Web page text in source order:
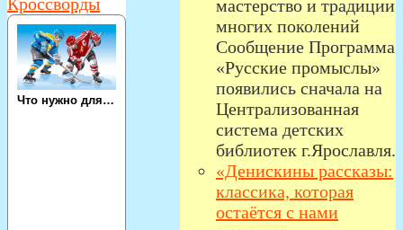
мастерство и традиции
многих поколений
Сообщение Программа
«Русские промыслы»
появились сначала на
Централизованная
система детских
библиотек г.Ярославля.
«Денискины рассказы:
классика, которая
остаётся с нами